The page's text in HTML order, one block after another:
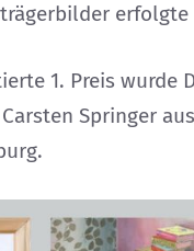
1. Preis wurde
Springer